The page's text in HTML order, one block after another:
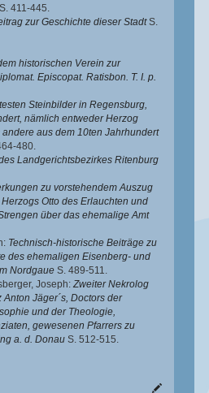
S. 411-445.
zur Geschichte dieser StadtS.
historischen Verein zur
Episcopat. Ratisbon. T. I. p.
Steinbilder in Regensburg,
nämlich entweder Herzog
aus dem 10ten Jahrhundert
480.
Landgerichtsbezirkes Ritenburg
zu vorstehendem Auszug
Otto des Erlauchten und
über das ehemalige Amt
: Technisch-historische Beiträge zu
des ehemaligen Eisenberg- und
Nordgaue S. 489-511.
Joseph:Zweiter Nekrolog
Anton Jäger´s, Doctors der
und der Theologie,
gewesenen Pfarrers zu
a. d. Donau S. 512-515.